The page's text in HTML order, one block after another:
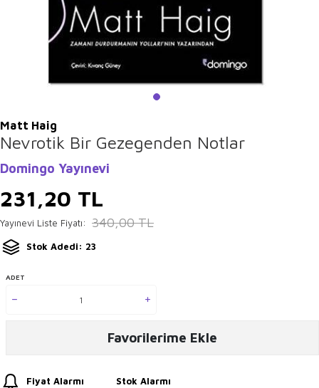
Matt Haig
Nevrotik Bir Gezegenden Notlar
Domingo Yayınevi
231,20 TL
Yayınevi Liste Fiyatı: 340,00TL
Stok Adedi: 23
ADET
Favorilerime Ekle
Fiyat Alarmı Stok Alarmı